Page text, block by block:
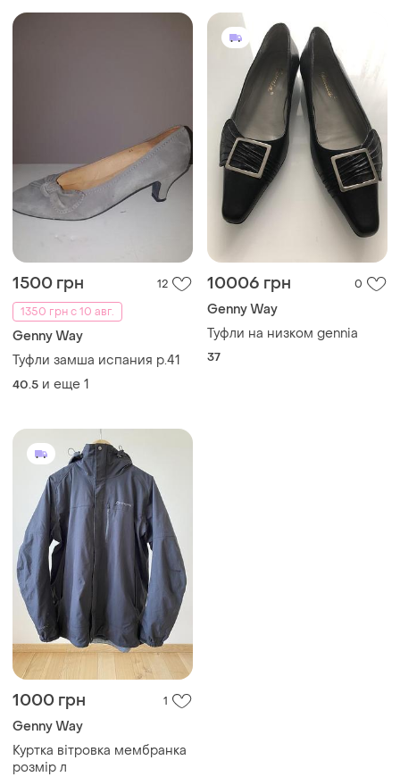
1500 грн
12
1350 грн с 10 авг.
Genny Way
Туфли замша испания р.41
40.5 и еще 1
10006 грн 0
Genny Way
Туфли на низком gennia
37
1000 грн 1
Genny Way
Куртка вітровка мембранка
розмір л